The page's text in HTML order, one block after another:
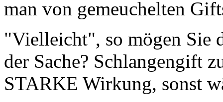
man von gemeuchelten
"Vielleicht", so mögen Sie
der Sache? Schlangengift
STARKE Wirkung, sonst